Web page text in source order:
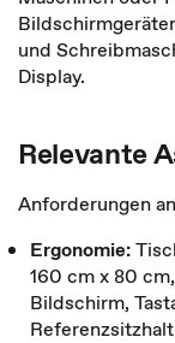
und
Display.
Relevante
Anforderungen
Ergonomie:
160 cm x 80
Bildschirm,